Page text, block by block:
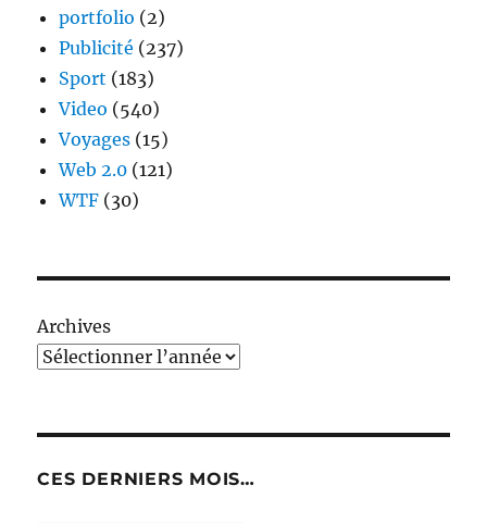
portfolio (2)
Publicité (237)
Sport (183)
Video (540)
Voyages (15)
Web 2.0 (121)
WTF (30)
Archives
CES DERNIERS MOIS…